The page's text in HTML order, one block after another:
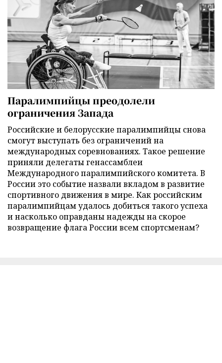
Паралимпийцы преодолели
ограничения Запада
Российские и белорусские паралимпийцы снова
смогут выступать без ограничений на
международных соревнованиях. Такое решение
приняли делегаты генассамблеи
Международного паралимпийского комитета. В
России это событие назвали вкладом в развитие
спортивного движения в мире. Как российским
паралимпийцам удалось добиться такого успеха
и насколько оправданы надежды на скорое
возвращение флага России всем спортсменам?